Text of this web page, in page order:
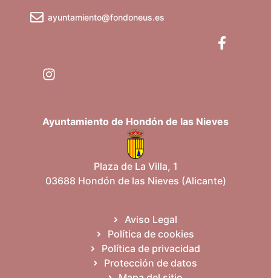
ayuntamiento@fondoneus.es
Ayuntamiento de Hondón de las Nieves
Plaza de La Villa, 1
03688 Hondón de las Nieves (Alicante)
Aviso Legal
Política de cookies
Política de privacidad
Protección de datos